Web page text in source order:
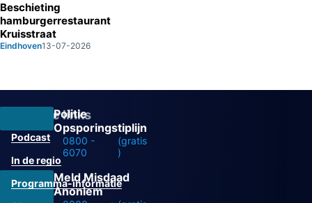
Beschieting
hamburgerrestaurant
Kruisstraat
Eindhoven13-07-2026
Politie
Opsporingstiplijn
0800 -
6070
(gratis
)
Meld Misdaad
Anoniem
Overige links
Podcast
In de regio
Programma-informatie